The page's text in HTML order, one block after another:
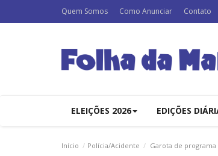
Quem Somos Como Anunciar Contato
ELEIÇÕES 2026 EDIÇÕES
Início Polícia/Acidente Garota de programa